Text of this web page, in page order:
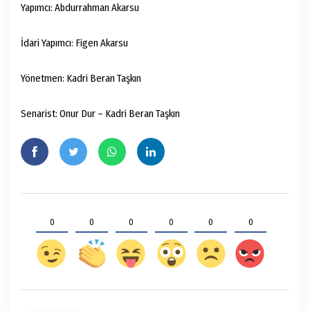
Yapımcı: Abdurrahman Akarsu
İdari Yapımcı: Figen Akarsu
Yönetmen: Kadri Beran Taşkın
Senarist: Onur Dur – Kadri Beran Taşkın
0 0 0 0 0 0